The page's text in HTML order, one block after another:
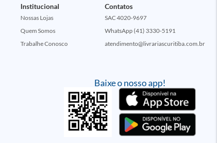
Baixe o nosso app!
Institucional
Nossas Lojas
Quem Somos
Trabalhe Conosco
Contatos
SAC 4020-9697
WhatsApp (41) 3330-5191
atendimento@livrariascuritiba.com.br